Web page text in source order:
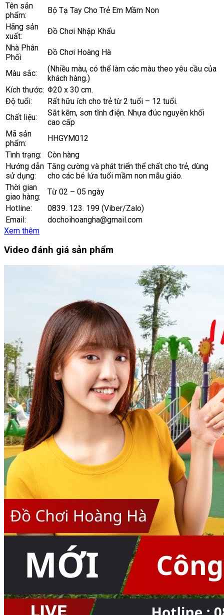
Tên sản
phẩm:
Bộ Tạ Tay Cho Trẻ Em Mầm Non
Hãng sản
xuất:
Đồ Chơi Nhập Khẩu
Nhà Phân
Phối
Đồ Chơi Hoàng Hà
Màu sắc:
(Nhiều màu, có thể làm các màu theo yêu cầu của
khách hàng.)
Kích thước: Φ20 x 30 cm.
Độ tuổi:
Rất hữu ích cho trẻ từ 2 tuổi – 12 tuổi.
Chất liệu:
Sắt kẽm, sơn tĩnh điện. Nhựa đúc nguyên khối
cao cấp
Mã sản
phẩm:
HHGYM012
Tình trạng:
Còn hàng
Hướng dẫn
sử dụng:
Tăng cường và phát triển thể chất cho trẻ, dùng
cho các bé lứa tuổi mầm non mẫu giáo.
Thời gian
giao hàng:
Từ 02 – 05 ngày
Hotline:
0839. 123. 199 (Viber/Zalo)
Email:
dochoihoangha@gmail.com
Xem thêm
Video đánh giá sản phẩm